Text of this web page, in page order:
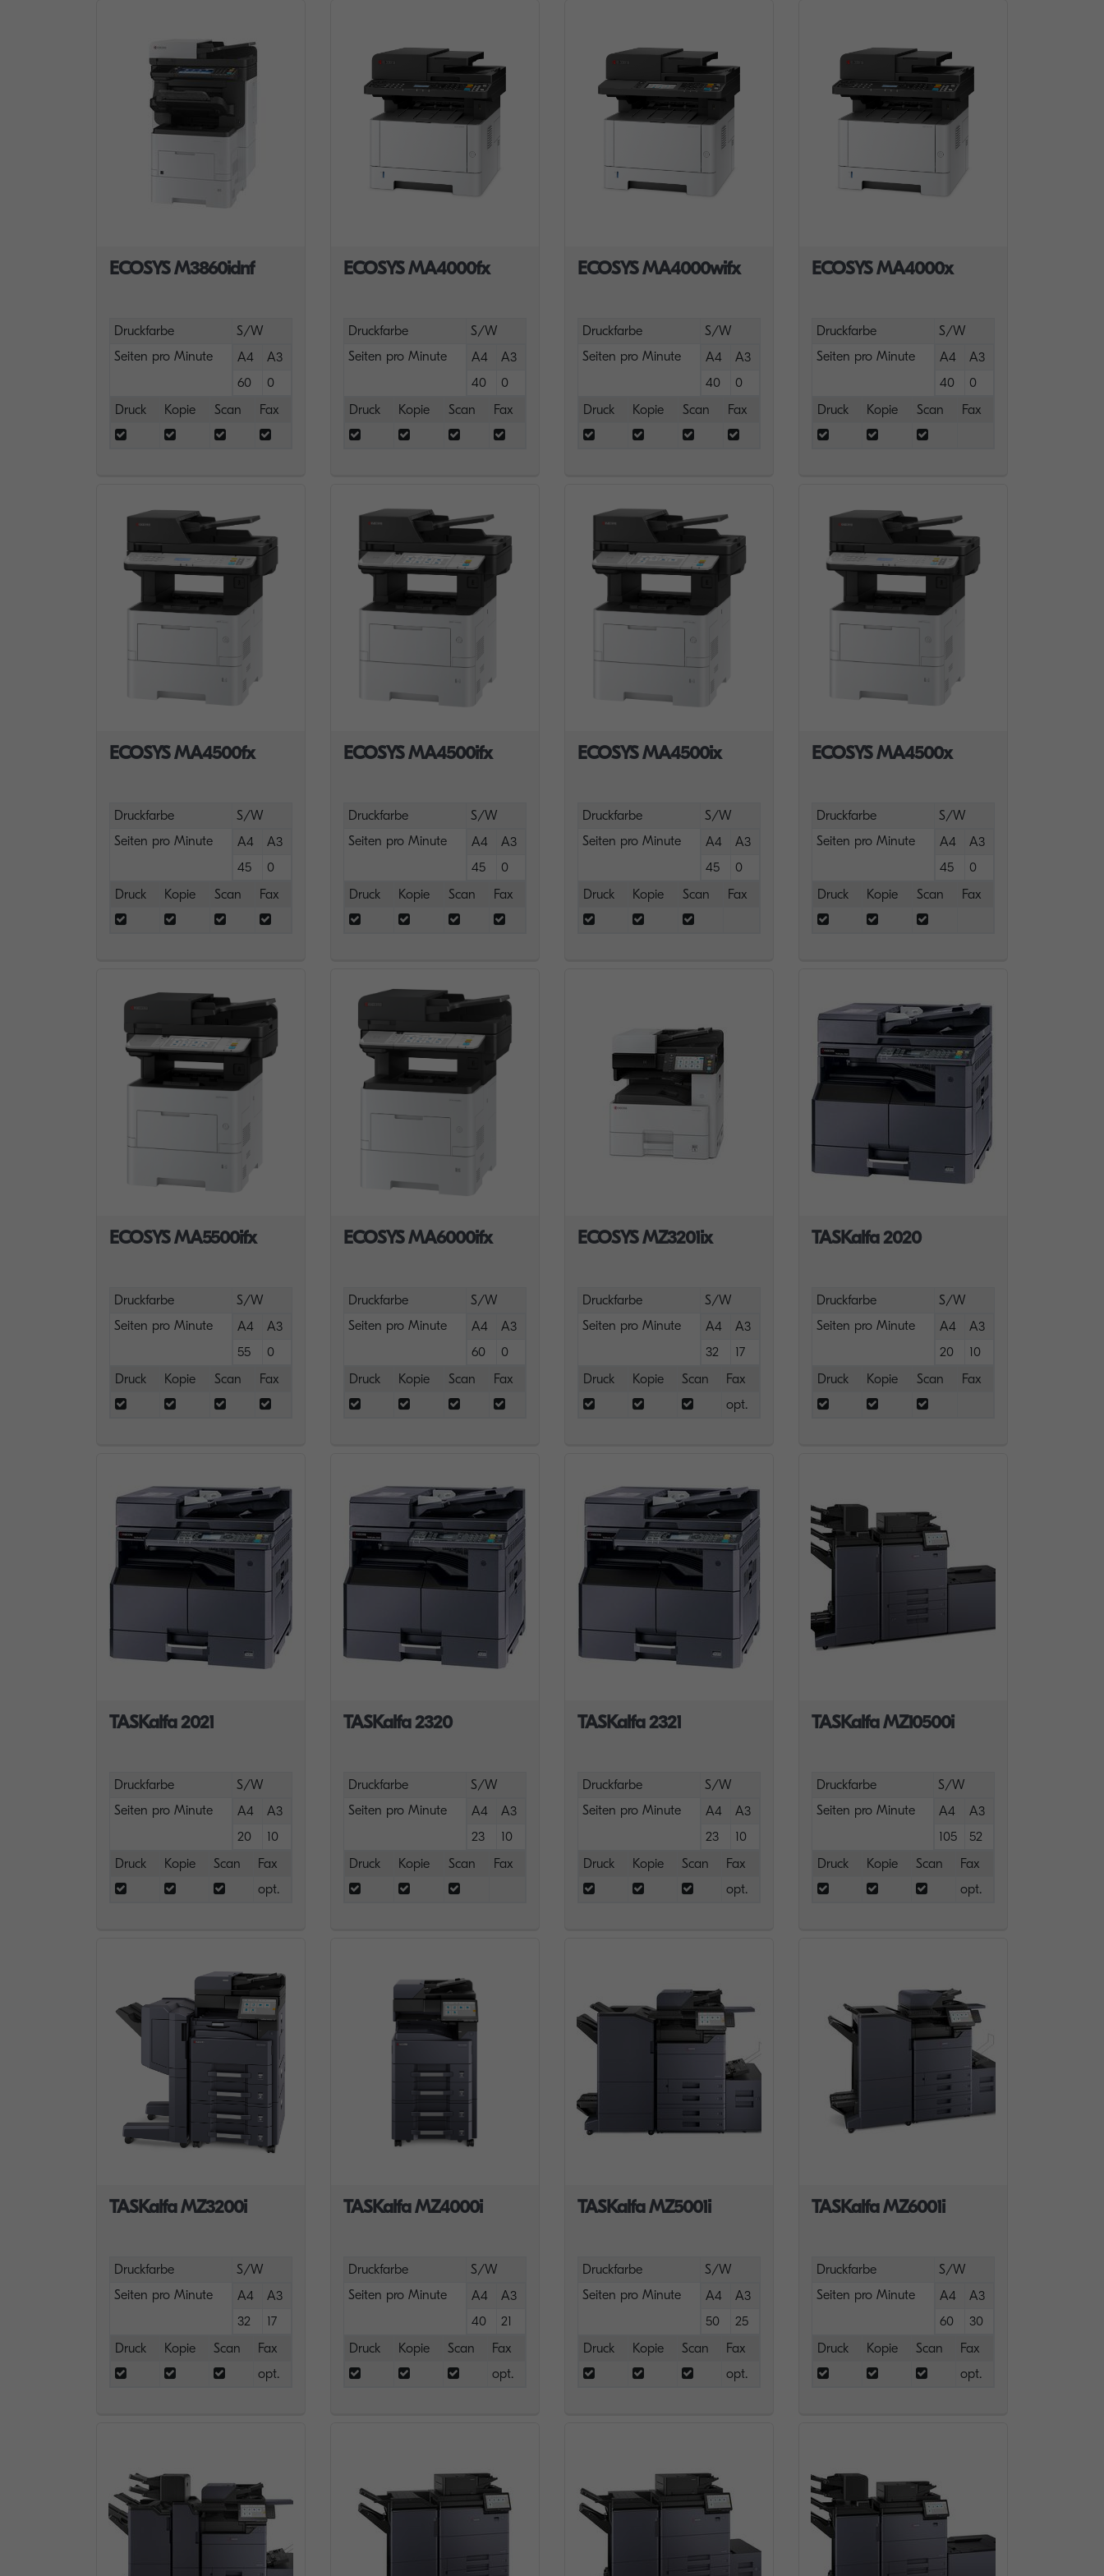
ECOSYS M3860idnf
Druckfarbe
S/W
Seiten pro Minute
A4
A3
60
0
Druck
Kopie Scan Fax
ECOSYS MA4000fx
Druckfarbe
S/W
Seiten pro Minute
A4
A3
40
0
Druck
Kopie Scan Fax
ECOSYS MA4000wifx
Druckfarbe
S/W
Seiten pro Minute
A4
A3
40
0
Druck
Kopie Scan Fax
ECOSYS MA4000x
Druckfarbe
S/W
Seiten pro Minute
A4
A3
40
0
Druck
Kopie Scan Fax
ECOSYS MA4500fx
Druckfarbe
S/W
Seiten pro Minute
A4
A3
45
0
Druck
Kopie Scan Fax
ECOSYS MA4500ifx
Druckfarbe
S/W
Seiten pro Minute
A4
A3
45
0
Druck
Kopie Scan Fax
ECOSYS MA4500ix
Druckfarbe
S/W
Seiten pro Minute
A4
A3
45
0
Druck
Kopie Scan Fax
ECOSYS MA4500x
Druckfarbe
S/W
Seiten pro Minute
A4
A3
45
0
Druck
Kopie Scan Fax
ECOSYS MA5500ifx
Druckfarbe
S/W
Seiten pro Minute
A4
A3
55
0
Druck
Kopie Scan Fax
ECOSYS MA6000ifx
Druckfarbe
S/W
Seiten pro Minute
A4
A3
60
0
Druck
Kopie Scan Fax
ECOSYS MZ3201ix
Druckfarbe
S/W
Seiten pro Minute
A4
A3
32
17
Druck
Kopie Scan
Fax
opt.
TASKalfa 2020
Druckfarbe
S/W
Seiten pro Minute
A4
A3
20
10
Druck
Kopie Scan Fax
TASKalfa 2021
Druckfarbe
S/W
Seiten pro Minute
A4
A3
20
10
Druck
Kopie Scan
Fax
opt.
TASKalfa 2320
Druckfarbe
S/W
Seiten pro Minute
A4
A3
23
10
Druck
Kopie Scan Fax
TASKalfa 2321
Druckfarbe
S/W
Seiten pro Minute
A4
A3
23
10
Druck
Kopie Scan
Fax
opt.
TASKalfa MZ10500i
Druckfarbe
S/W
Seiten pro Minute
A4
A3
105
52
Druck
Kopie Scan
Fax
opt.
TASKalfa MZ3200i
Druckfarbe
S/W
Seiten pro Minute
A4
A3
32
17
Druck
Kopie Scan
Fax
opt.
TASKalfa MZ4000i
Druckfarbe
S/W
Seiten pro Minute
A4
A3
40
21
Druck
Kopie Scan
Fax
opt.
TASKalfa MZ5001i
Druckfarbe
S/W
Seiten pro Minute
A4
A3
50
25
Druck
Kopie Scan
Fax
opt.
TASKalfa MZ6001i
Druckfarbe
S/W
Seiten pro Minute
A4
A3
60
30
Druck
Kopie Scan
Fax
opt.